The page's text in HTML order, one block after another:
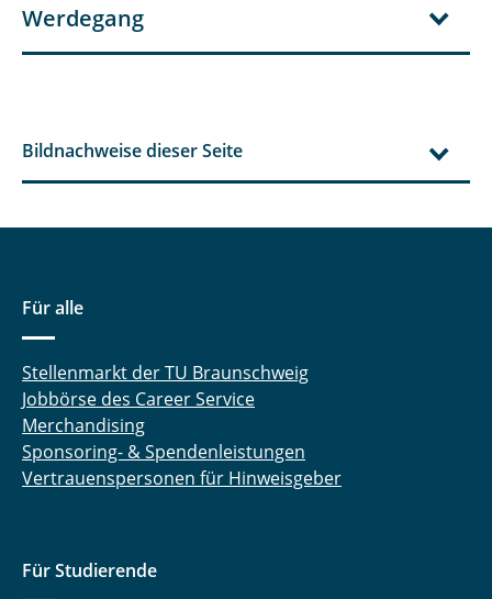
Werdegang
Bildnachweise dieser Seite
Für alle
Stellenmarkt der TU Braunschweig
Jobbörse des Career Service
Merchandising
Sponsoring- & Spendenleistungen
Vertrauenspersonen für Hinweisgeber
Für Studierende